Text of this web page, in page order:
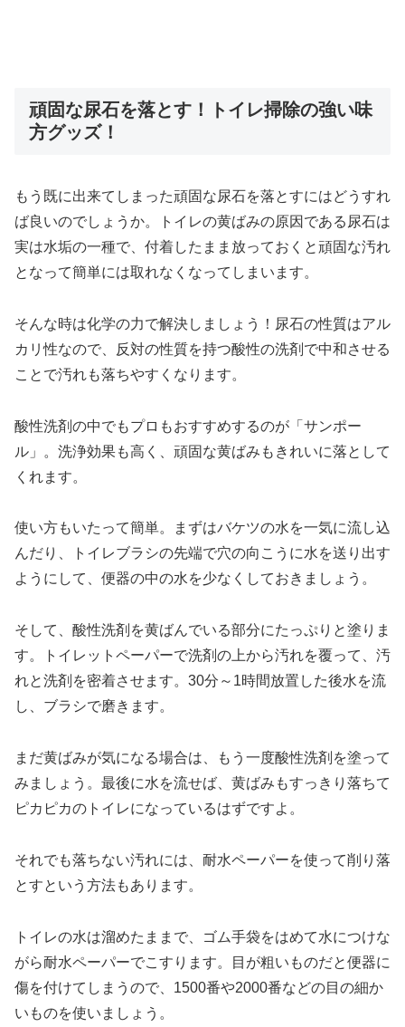
頑固な尿石を落とす！トイレ掃除の強い味
方グッズ！
もう既に出来てしまった頑固な尿石を落とすにはどうすれ
ば良いのでしょうか。トイレの黄ばみの原因である尿石は
実は水垢の一種で、付着したまま放っておくと頑固な汚れ
となって簡単には取れなくなってしまいます。
そんな時は化学の力で解決しましょう！尿石の性質はアル
カリ性なので、反対の性質を持つ酸性の洗剤で中和させる
ことで汚れも落ちやすくなります。
酸性洗剤の中でもプロもおすすめするのが 「サンポー
ル」
。洗浄効果も高く、頑固な黄ばみもきれいに落として
くれます。
使い方もいたって簡単。まずはバケツの水を一気に流し込
んだり、トイレブラシの先端で穴の向こうに水を送り出す
ようにして、便器の中の水を少なくしておきましょう。
そして、酸性洗剤を黄ばんでいる部分にたっぷりと塗りま
す。トイレットペーパーで洗剤の上から汚れを覆って、汚
れと洗剤を密着させます。30分～1時間放置した後水を流
し、ブラシで磨きます。
まだ黄ばみが気になる場合は、もう一度酸性洗剤を塗って
みましょう。最後に水を流せば、黄ばみもすっきり落ちて
ピカピカのトイレになっているはずですよ。
それでも落ちない汚れには、 耐水ペーパーを使って削り落
とすという方法もあります。
トイレの水は溜めたままで、ゴム手袋をはめて水につけな
がら耐水ペーパーでこすります。目が粗いものだと便器に
傷を付けてしまうので、1500番や2000番などの目の細か
いものを使いましょう。